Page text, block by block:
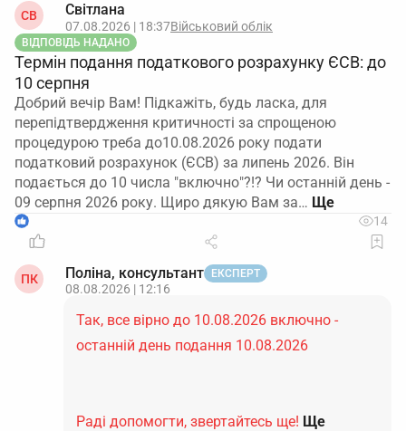
СВ Світлана
07.08.2026 | 18:37Військовий облік
ВІДПОВІДЬ НАДАНО
Термін подання податкового розрахунку ЄСВ: до
10 серпня
Добрий вечір Вам! Підкажіть, будь ласка, для
перепідтвердження критичності за спрощеною
процедурою треба до10.08.2026 року подати
податковий розрахунок (ЄСВ) за липень 2026. Він
подається до 10 числа "включно"?!? Чи останній день -
09 серпня 2026 року. Щиро дякую Вам за…
1 14
ПК Поліна, консультант ЕКСПЕРТ
08.08.2026 | 12:16
Так, все вірно до 10.08.2026 включно -
останній день подання 10.08.2026
Раді допомогти, звертайтесь ще! Ще